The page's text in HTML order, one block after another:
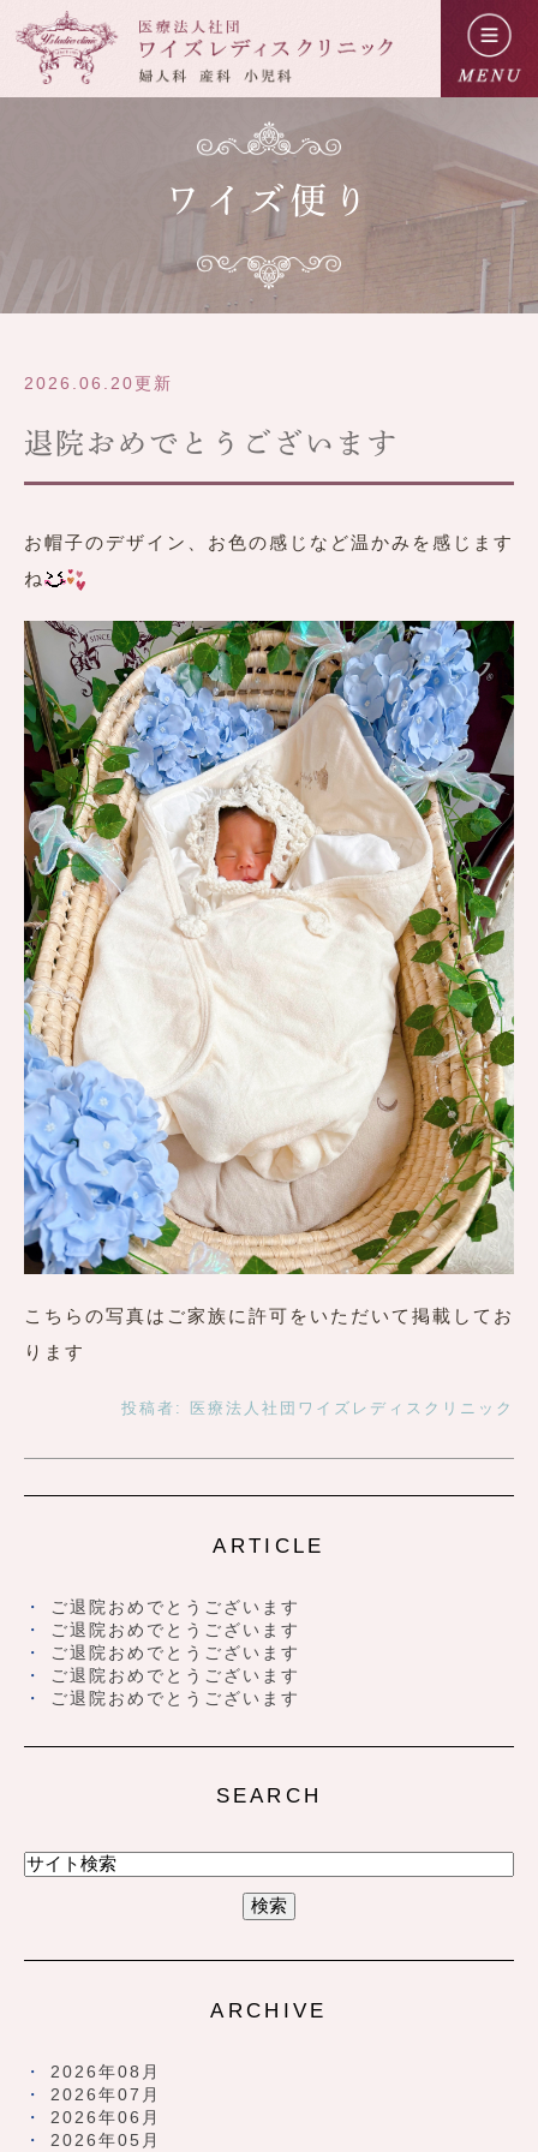
ワイズ便り
2026.06.20更新
退院おめでとうございます
お帽子のデザイン、お色の感じなど温かみを感じます
ね
こちらの写真はご家族に許可をいただいて掲載してお
ります
投稿者: 医療法人社団ワイズレディスクリニック
ARTICLE
ご退院おめでとうございます
ご退院おめでとうございます
ご退院おめでとうございます
ご退院おめでとうございます
ご退院おめでとうございます
SEARCH
ARCHIVE
2026年08月
2026年07月
2026年06月
2026年05月